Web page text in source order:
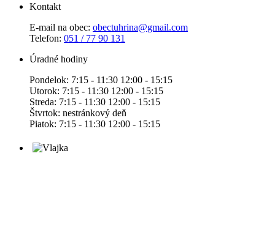
Kontakt
E-mail na obec: obectuhrina@gmail.com
Telefon: 051 / 77 90 131
Úradné hodiny
Pondelok: 7:15 - 11:30 12:00 - 15:15
Utorok: 7:15 - 11:30 12:00 - 15:15
Streda: 7:15 - 11:30 12:00 - 15:15
Štvrtok: nestránkový deň
Piatok: 7:15 - 11:30 12:00 - 15:15